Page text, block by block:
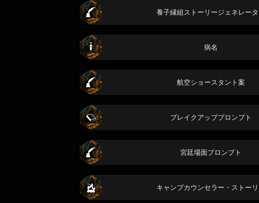
養子縁組ストーリージェネレー
病名
航空ショースタント案
ブレイクアッププロンプト
宮廷場面プロンプト
キャンプカウンセラー・ストー